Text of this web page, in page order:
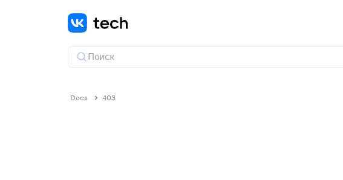
Docs 403